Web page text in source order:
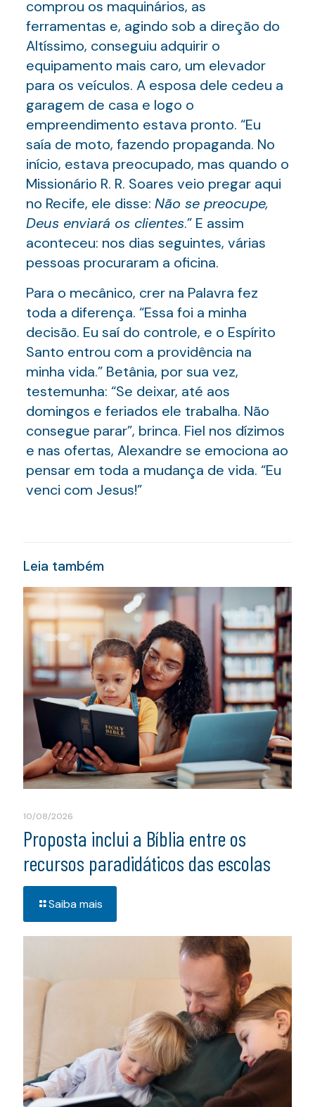
comprou os maquinários, as
ferramentas e, agindo sob a direção do
Altíssimo, conseguiu adquirir o
equipamento mais caro, um elevador
para os veículos. A esposa dele cedeu a
garagem de casa e logo o
empreendimento estava pronto. “Eu
saía de moto, fazendo propaganda. No
início, estava preocupado, mas quando o
Missionário R. R. Soares veio pregar aqui
no Recife, ele disse: Não se preocupe,
Deus enviará os clientes.” E assim
aconteceu: nos dias seguintes, várias
pessoas procuraram a oficina.
Para o mecânico, crer na Palavra fez
toda a diferença. “Essa foi a minha
decisão. Eu saí do controle, e o Espírito
Santo entrou com a providência na
minha vida.” Betânia, por sua vez,
testemunha: “Se deixar, até aos
domingos e feriados ele trabalha. Não
consegue parar”, brinca. Fiel nos dízimos
e nas ofertas, Alexandre se emociona ao
pensar em toda a mudança de vida. “Eu
venci com Jesus!”
Leia também
10/08/2026
Proposta inclui a Bíblia entre os
recursos paradidáticos das escolas
Saiba mais